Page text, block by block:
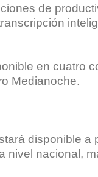
de
en cuatro
Medianoche.
disponible a
nivel nacional,